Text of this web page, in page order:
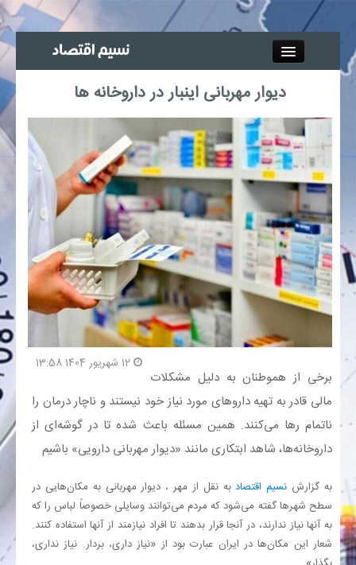
جذب خبرنگار
آگهی استخدام
پیوند‌ها
چند رسانه‌ای
اجتماعی
انرژی
خانه
دیوار مهربانی اینبار در داروخانه ها
برخی از هموطنان به دلیل مشکلات
مالی قادر به تهیه داروهای مورد نیاز خود نیستند و ناچار درمان را
ناتمام رها می‌کنند. همین مسئله باعث شده تا در گوشه‌ای از
داروخانه‌ها، شاهد ابتکاری مانند «دیوار مهربانی دارویی» باشیم
به گزارش نسیم اقتصادبه نقل از مهر ، دیوار مهربانی به مکان‌هایی در
سطح شهرها گفته می‌شود که مردم می‌توانند وسایلی خصوصاً لباس را که
به آنها نیاز ندارند، در آنجا قرار بدهند تا افراد نیازمند از آنها استفاده کنند.
شعار این مکان‌ها در ایران عبارت بود از «نیاز داری، بردار. نیاز نداری،